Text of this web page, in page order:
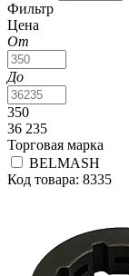
Фильтр
Цена
От
До
350
36 235
Торговая марка
BELMASH
Код товара: 8335